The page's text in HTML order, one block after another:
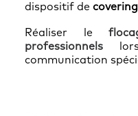
dispositif de
Réaliser le
professionnels
communication